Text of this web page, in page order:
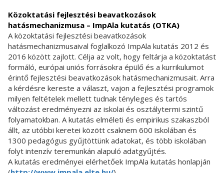
Közoktatási fejlesztési beavatkozások
hatásmechanizmusa – ImpAla kutatás (OTKA)
A közoktatási fejlesztési beavatkozások
hatásmechanizmusaival foglalkozó ImpAla kutatás 2012 és
2016 között zajlott. Célja az volt, hogy feltárja a közoktatást
formáló, európai uniós forrásokra épülő és a kurrikulumot
érintő fejlesztési beavatkozások hatásmechanizmusait. Arra
a kérdésre kereste a választ, vajon a fejlesztési programok
milyen feltételek mellett tudnak tényleges és tartós
változást eredményezni az iskolai és osztálytermi szintű
folyamatokban. A kutatás elméleti és empirikus szakaszból
állt, az utóbbi keretei között csaknem 600 iskolában és
1300 pedagógus gyűjtöttünk adatokat, és több iskolában
folyt intenzív teremunkán alapuló adatgyűjtés.
A kutatás eredményei elérhetőek ImpAla kutatás honlapján